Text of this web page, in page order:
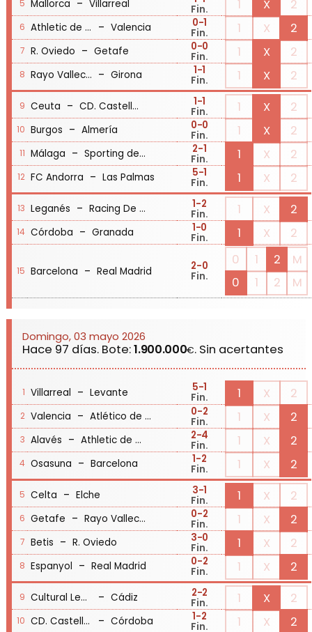
5 Mallorca - Villarreal Fin. 1 X 2
6 Athletic de Bilbao - Valencia 0-1
Fin. 1 X 2
7 R. Oviedo - Getafe 0-0
Fin. 1 X 2
8 Rayo Vallecano - Girona 1-1
Fin. 1 X 2
9 Ceuta - CD. Castellón 1-1
Fin. 1 X 2
10 Burgos - Almería 0-0
Fin. 1 X 2
11 Málaga - Sporting de Gijón 2-1
Fin. 1 X 2
12 FC Andorra - Las Palmas 5-1
Fin. 1 X 2
13 Leganés - Racing De Santander 1-2
Fin. 1 X 2
14 Córdoba - Granada 1-0
Fin. 1 X 2
15 Barcelona - Real Madrid 2-0
Fin.
0 1 2
M
0
1 2 M
Domingo, 03 mayo 2026
Hace 97 días. Bote:1.900.000€. Sin acertantes
1 Villarreal - Levante 5-1
Fin. 1 X 2
2 Valencia - Atlético de Madrid 0-2
Fin. 1 X 2
3 Alavés - Athletic de Bilbao 2-4
Fin. 1 X 2
4 Osasuna - Barcelona 1-2
Fin. 1 X 2
5 Celta - Elche 3-1
Fin. 1 X 2
6 Getafe - Rayo Vallecano 0-2
Fin. 1 X 2
7 Betis - R. Oviedo 3-0
Fin. 1 X 2
8 Espanyol - Real Madrid 0-2
Fin. 1 X 2
9 Cultural Leonesa - Cádiz 2-2
Fin. 1 X 2
10 CD. Castellón - Córdoba 1-2
Fin. 1 X 2